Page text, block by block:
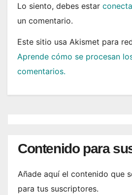
Lo siento, debes estar
un comentario.
Este sitio usa Akismet para
Aprende cómo se procesan
comentarios.
Contenido para
Añade aquí el contenido que
para tus suscriptores.